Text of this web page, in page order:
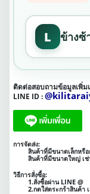
L ข้างซ้
ติดต่อสอบถามข้อมูลเพิ่ม
LINE ID :
การจัดส่ง:
สินค้าที่มีขนาดเล็กหรือ
สินค้าที่มีขนาดใหญ่ เช่
วิธีการสั่งซื้อ:
1.สั่งซื้อผ่าน LINE @
2.กดใส่ตระกร้าสินค้า